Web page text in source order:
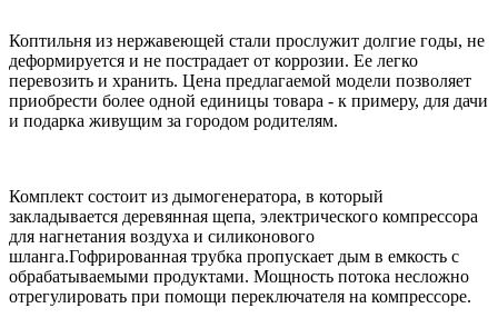
Коптильня из нержавеющей стали прослужит долгие годы, не
деформируется и не пострадает от коррозии. Ее легко
перевозить и хранить. Цена предлагаемой модели позволяет
приобрести более одной единицы товара - к примеру, для дачи
и подарка живущим за городом родителям.
Комплект состоит из дымогенератора, в который
закладывается деревянная щепа, электрического компрессора
для нагнетания воздуха и силиконового
шланга.Гофрированная трубка пропускает дым в емкость с
обрабатываемыми продуктами. Мощность потока несложно
отрегулировать при помощи переключателя на компрессоре.